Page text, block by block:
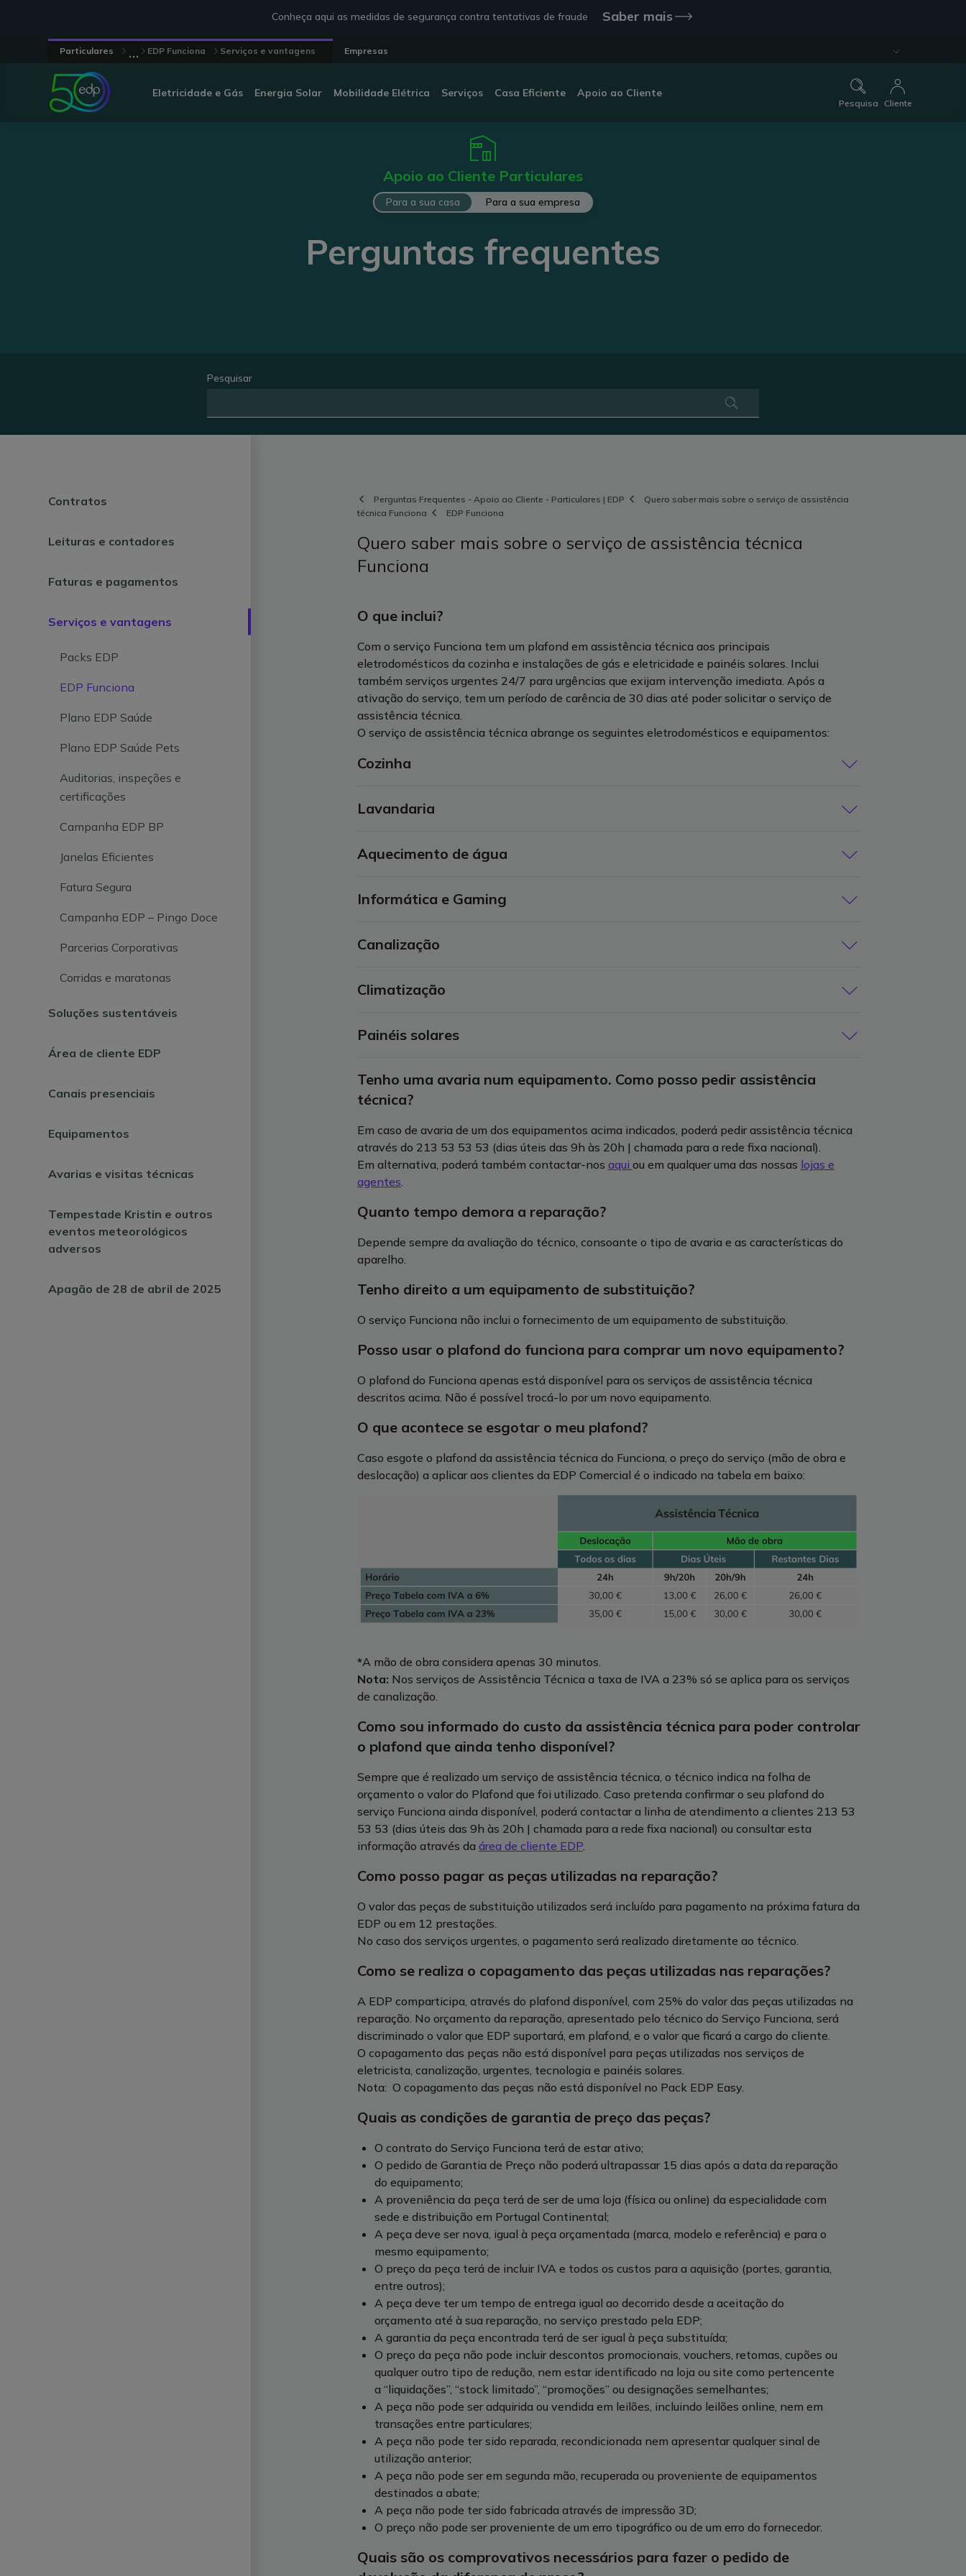
Conheça aqui as medidas de segurança contra tentativas de fraude Saber mais
Particulares ... EDP Funciona Serviços e vantagens Empresas
Eletricidade e Gás Energia Solar Mobilidade Elétrica Serviços Casa Eficiente Apoio ao Cliente
Pesquisa Cliente
Apoio ao Cliente Particulares
Para a sua casa Para a sua empresa
Perguntas frequentes
Pesquisar
Contratos
Leituras e contadores
Faturas e pagamentos
Serviços e vantagens
Packs EDP
EDP Funciona
Plano EDP Saúde
Plano EDP Saúde Pets
Auditorias, inspeções e
certificações
Campanha EDP BP
Janelas Eficientes
Fatura Segura
Campanha EDP – Pingo Doce
Parcerias Corporativas
Corridas e maratonas
Soluções sustentáveis
Área de cliente EDP
Canais presenciais
Equipamentos
Avarias e visitas técnicas
Tempestade Kristin e outros
eventos meteorológicos
adversos
Apagão de 28 de abril de 2025
Perguntas Frequentes - Apoio ao Cliente - Particulares | EDP
Quero saber mais sobre o serviço de assistência
técnica Funciona
EDP Funciona
Quero saber mais sobre o serviço de assistência técnica
Funciona
O que inclui?
Com o serviço Funciona tem um plafond em assistência técnica aos principais
eletrodomésticos da cozinha e instalações de gás e eletricidade e painéis solares. Inclui
também serviços urgentes 24/7 para urgências que exijam intervenção imediata. Após a
ativação do serviço, tem um período de carência de 30 dias até poder solicitar o serviço de
assistência técnica.
O serviço de assistência técnica abrange os seguintes eletrodomésticos e equipamentos:
Cozinha
Frigoríficos com e sem congelador;
Exaustores;
Fornos (exclui micro-ondas);
Lavandaria
Máquinas de lavar e secar roupa;
Aquecimento de água
Esquentadores;
Termoacumulador (até 300 litros, quando equipamento único de aquecimento de águas
sanitárias).
Informática e Gaming
Computadores;
Impressoras;
Consolas.
Canalização
Loiças sanitárias;
Torneiras;
Sifões.
Climatização
Ar condicionado.
Painéis solares
Painéis solares (inclui inversores) ou sistemas Redy/EDP Solar instalados pela EDPC.
Tenho uma avaria num equipamento. Como posso pedir assistência
técnica?
Em caso de avaria de um dos equipamentos acima indicados, poderá pedir assistência técnica
através do 213 53 53 53 (dias úteis das 9h às 20h | chamada para a rede fixa nacional).
Em alternativa, poderá também contactar-nos aqui ou em qualquer uma das nossas lojas e
agentes.
Quanto tempo demora a reparação?
Depende sempre da avaliação do técnico, consoante o tipo de avaria e as características do
aparelho.
Tenho direito a um equipamento de substituição?
O serviço Funciona não inclui o fornecimento de um equipamento de substituição.
Posso usar o plafond do funciona para comprar um novo equipamento?
O plafond do Funciona apenas está disponível para os serviços de assistência técnica
descritos acima. Não é possível trocá-lo por um novo equipamento.
O que acontece se esgotar o meu plafond?
Caso esgote o plafond da assistência técnica do Funciona, o preço do serviço (mão de obra e
deslocação) a aplicar aos clientes da EDP Comercial é o indicado na tabela em baixo:
*A mão de obra considera apenas 30 minutos.
Nota: Nos serviços de Assistência Técnica a taxa de IVA a 23% só se aplica para os serviços
de canalização.
Como sou informado do custo da assistência técnica para poder controlar
o plafond que ainda tenho disponível?
Sempre que é realizado um serviço de assistência técnica, o técnico indica na folha de
orçamento o valor do Plafond que foi utilizado. Caso pretenda confirmar o seu plafond do
serviço Funciona ainda disponível, poderá contactar a linha de atendimento a clientes 213 53
53 53 (dias úteis das 9h às 20h | chamada para a rede fixa nacional) ou consultar esta
informação através da área de cliente EDP.
Como posso pagar as peças utilizadas na reparação?
O valor das peças de substituição utilizados será incluído para pagamento na próxima fatura da
EDP ou em 12 prestações.
No caso dos serviços urgentes, o pagamento será realizado diretamente ao técnico.
Como se realiza o copagamento das peças utilizadas nas reparações?
A EDP comparticipa, através do plafond disponível, com 25% do valor das peças utilizadas na
reparação. No orçamento da reparação, apresentado pelo técnico do Serviço Funciona, será
discriminado o valor que EDP suportará, em plafond, e o valor que ficará a cargo do cliente.
O copagamento das peças não está disponível para peças utilizadas nos serviços de
eletricista, canalização, urgentes, tecnologia e painéis solares.
Nota: O copagamento das peças não está disponível no Pack EDP Easy.
Quais as condições de garantia de preço das peças?
O contrato do Serviço Funciona terá de estar ativo;
O pedido de Garantia de Preço não poderá ultrapassar 15 dias após a data da reparação
do equipamento;
A proveniência da peça terá de ser de uma loja (física ou online) da especialidade com
sede e distribuição em Portugal Continental;
A peça deve ser nova, igual à peça orçamentada (marca, modelo e referência) e para o
mesmo equipamento;
O preço da peça terá de incluir IVA e todos os custos para a aquisição (portes, garantia,
entre outros);
A peça deve ter um tempo de entrega igual ao decorrido desde a aceitação do
orçamento até à sua reparação, no serviço prestado pela EDP;
A garantia da peça encontrada terá de ser igual à peça substituída;
O preço da peça não pode incluir descontos promocionais, vouchers, retomas, cupões ou
qualquer outro tipo de redução, nem estar identificado na loja ou site como pertencente
a “liquidações”, “stock limitado”, “promoções” ou designações semelhantes;
A peça não pode ser adquirida ou vendida em leilões, incluindo leilões online, nem em
transações entre particulares;
A peça não pode ter sido reparada, recondicionada nem apresentar qualquer sinal de
utilização anterior;
A peça não pode ser em segunda mão, recuperada ou proveniente de equipamentos
destinados a abate;
A peça não pode ter sido fabricada através de impressão 3D;
O preço não pode ser proveniente de um erro tipográfico ou de um erro do fornecedor.
Quais são os comprovativos necessários para fazer o pedido de